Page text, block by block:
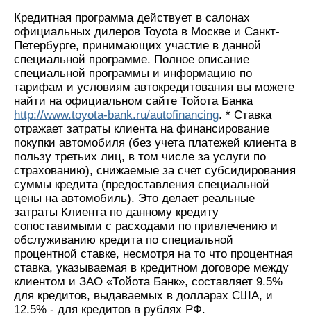
Кредитная программа действует в салонах
официальных дилеров Toyota в Москве и Санкт-
Петербурге, принимающих участие в данной
специальной программе. Полное описание
специальной программы и информацию по
тарифам и условиям автокредитования вы можете
найти на официальном сайте Тойота Банка
http://www.toyota-bank.ru/autofinancing. * Ставка
отражает затраты клиента на финансирование
покупки автомобиля (без учета платежей клиента в
пользу третьих лиц, в том числе за услуги по
страхованию), снижаемые за счет субсидирования
суммы кредита (предоставления специальной
цены на автомобиль). Это делает реальные
затраты Клиента по данному кредиту
сопоставимыми с расходами по привлечению и
обслуживанию кредита по специальной
процентной ставке, несмотря на то что процентная
ставка, указываемая в кредитном договоре между
клиентом и ЗАО «Тойота Банк», составляет 9.5%
для кредитов, выдаваемых в долларах США, и
12.5% - для кредитов в рублях РФ.